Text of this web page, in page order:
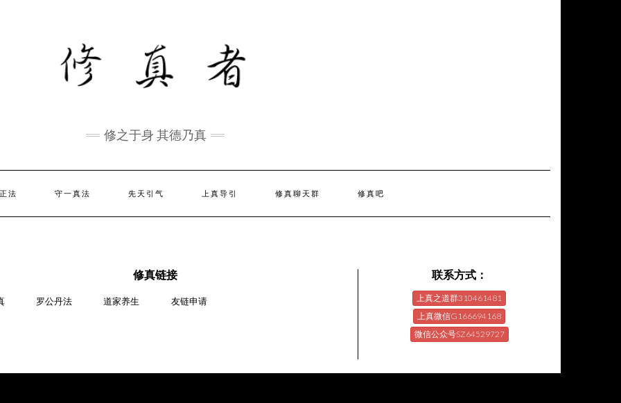
修之于身 其德乃真
法 守一真法 先天引气 上真导引 修真聊天群 修真吧
修真链接
罗公丹法 道家养生 友链申请
联系方式：
上真之道群310461481
上真微信G166694168
微信公众号SZ64529727